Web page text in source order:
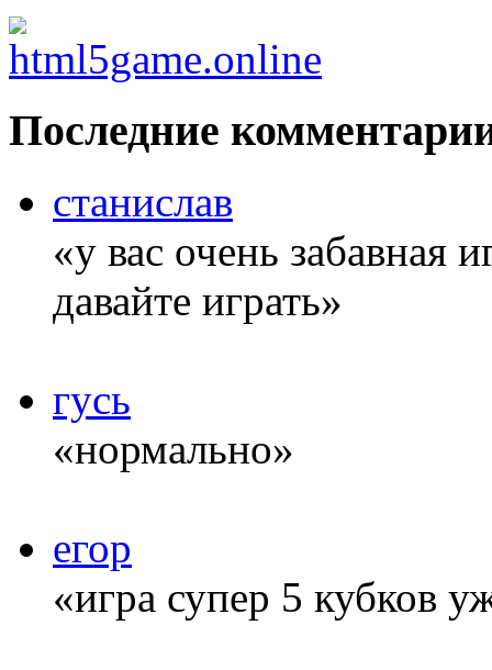
Последние
станислав
«у вас очень забавная
давайте играть»
гусь
«нормально»
егор
«игра супер 5 кубков